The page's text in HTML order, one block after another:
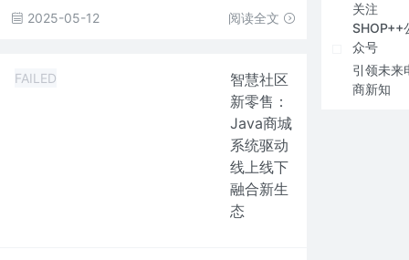
2025-05-12 阅读全文
FAILED
智慧社区
新零售：
Java商城
系统驱动
线上线下
融合新生
态
关注
SHOP++
众号
引领未来
商新知